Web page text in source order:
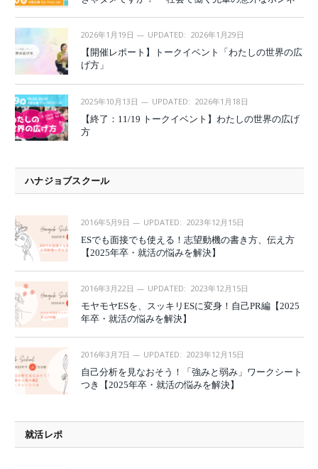
2026年1月19日 UPDATED: 2026年1月29日
【開催レポート】トークイベント「わたしの世界の広
げ方」
2025年10月13日 UPDATED: 2026年1月18日
【終了：11/19 トークイベント】わたしの世界の広げ
方
ハナジョブスクール
2016年5月9日 UPDATED: 2023年12月15日
ESでも面接でも使える！志望動機の書き方、伝え方
【2025年卒・就活の悩みを解決】
2016年3月22日 UPDATED: 2023年12月15日
モヤモヤESを、スッキリESに変身！自己PR編【2025
年卒・就活の悩みを解決】
2016年3月7日 UPDATED: 2023年12月15日
自己分析を見なおそう！「強みと弱み」ワークシート
つき【2025年卒・就活の悩みを解決】
就活レポ